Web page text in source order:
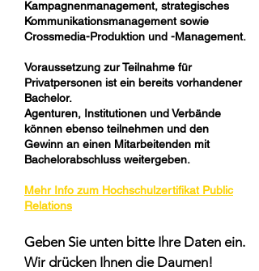
Kampagnenmanagement, strategisches
Kommunikationsmanagement sowie
Crossmedia-Produktion und -Management.
Voraussetzung zur Teilnahme für
Privatpersonen ist ein bereits vorhandener
Bachelor.
Agenturen, Institutionen und Verbände
können ebenso teilnehmen und den
Gewinn an einen Mitarbeitenden mit
Bachelorabschluss weitergeben.
Mehr Info zum Hochschulzertifikat Public
Relations
Geben Sie unten bitte Ihre Daten ein.
Wir drücken Ihnen die Daumen!